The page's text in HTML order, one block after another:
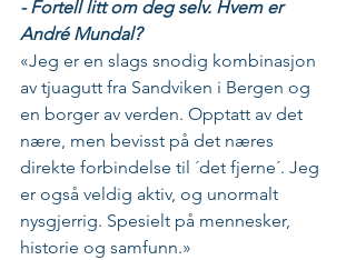
- Fortell litt om deg selv. Hvem er
André Mundal?
«Jeg er en slags snodig kombinasjon
av tjuagutt fra Sandviken i Bergen og
en borger av verden. Opptatt av det
nære, men bevisst på det næres
direkte forbindelse til ´det fjerne´. Jeg
er også veldig aktiv, og unormalt
nysgjerrig. Spesielt på mennesker,
historie og samfunn.»